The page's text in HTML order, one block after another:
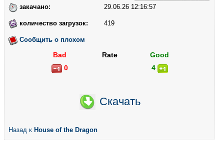
закачано: 29.06.26 12:16:57
количество загрузок: 419
Сообщить о плохом
Bad Rate
Good
0
4
Скачать
Назад к House of the Dragon